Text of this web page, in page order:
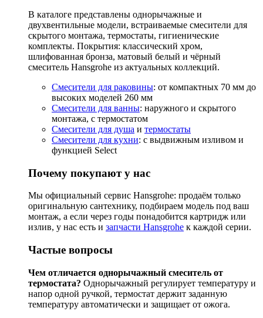
В каталоге представлены однорычажные и
двухвентильные модели, встраиваемые смесители для
скрытого монтажа, термостаты, гигиенические
комплекты. Покрытия: классический хром,
шлифованная бронза, матовый белый и чёрный
смеситель Hansgrohe из актуальных коллекций.
Смесители для раковины: от компактных 70 мм до
высоких моделей 260 мм
Смесители для ванны: наружного и скрытого
монтажа, с термостатом
Смесители для душа и термостаты
Смесители для кухни: с выдвижным изливом и
функцией Select
Почему покупают у нас
Мы официальный сервис Hansgrohe: продаём только
оригинальную сантехнику, подбираем модель под ваш
монтаж, а если через годы понадобится картридж или
излив, у нас есть и запчасти Hansgrohe к каждой серии.
Частые вопросы
Чем отличается однорычажный смеситель от
термостата? Однорычажный регулирует температуру и
напор одной ручкой, термостат держит заданную
температуру автоматически и защищает от ожога.